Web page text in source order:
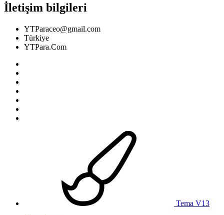
İletişim bilgileri
YTParaceo@gmail.com
Türkiye
YTPara.Com
Tema V13